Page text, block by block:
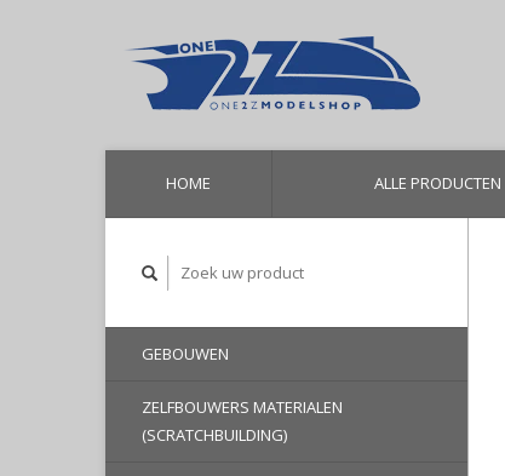
HOME ALLE PRODUCTEN
GEBOUWEN
ZELFBOUWERS MATERIALEN
(SCRATCHBUILDING)